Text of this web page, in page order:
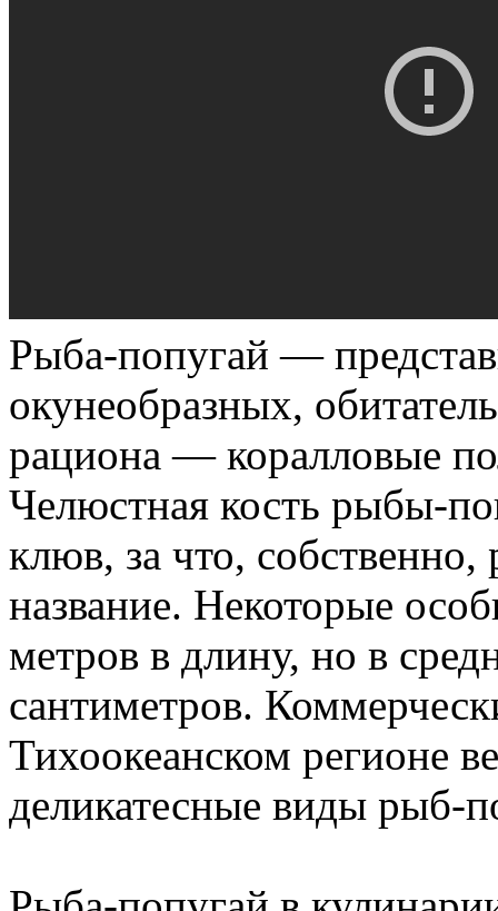
Рыба-попугай —
окунеобразных,
рациона — коралловые
Челюстная кость рыбы-
клюв, за что,
название. Некоторые
метров в длину, но в
сантиметров.
Тихоокеанском регионе
деликатесные виды рыб-